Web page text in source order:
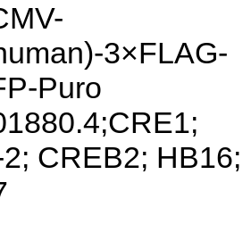
3×FLAG-
Puro
CREB2; HB16;